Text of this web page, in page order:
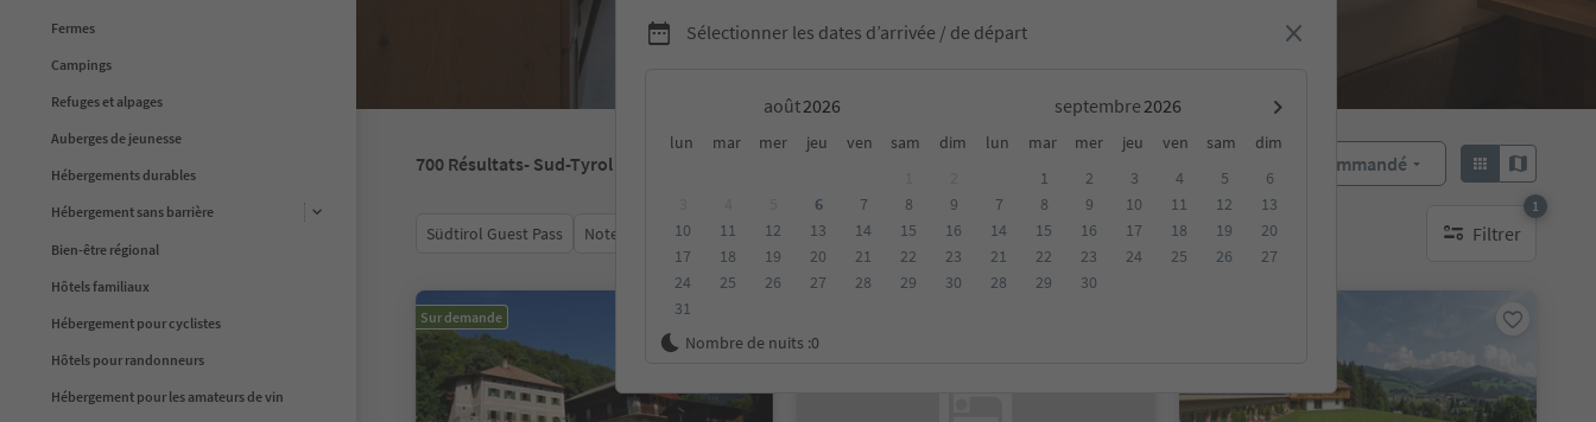
Fermes
Campings
Refuges et alpages
Auberges de jeunesse
Hébergements durables
Hébergement sans barrière
Bien-être régional
Hôtels familiaux
Hébergement pour cyclistes
Hôtels pour randonneurs
Hébergement pour les amateurs de vin
Sélectionner les dates d’arrivée / de départ
août septembre
lun mar mer jeu ven sam dim lun mar mer jeu ven sam
dim
6 7 8
9
10
11 12 13 14 15
16
17
18 19 20 21 22
23
24
25 26 27 28 29
30
31
1 2 3 4 5
6
7
8 9 10 11 12
13
14
15 16 17 18 19
20
21
22 23 24 25 26
27
28
29 30
Nombre de nuits :0
700 Résultats- Sud-Tyrol Recommandé
Südtirol Guest Pass Note moyenne Catégorie Options de la carte Hébergements durables Filtrer
1
1 filtre actif
Sur demande